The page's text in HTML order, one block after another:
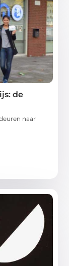
de
naar